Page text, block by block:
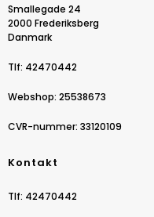
Smallegade 24
2000 Frederiksberg
Danmark
Tlf: 42470442
Webshop: 25538673
CVR-nummer: 33120109
Kontakt
Tlf: 42470442